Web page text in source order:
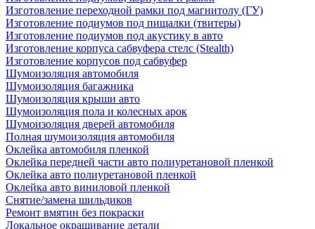
Изготовление переходной рамки под магнитолу (ГУ)
Изготовление подиумов под пищалки (твитеры)
Изготовление подиумов под акустику в авто
Изготовление корпуса сабвуфера стелс (Stealth)
Изготовление корпусов под сабвуфер
Шумоизоляция автомобиля
Шумоизоляция багажника
Шумоизоляция крыши авто
Шумоизоляция пола и колесных арок
Шумоизоляция дверей автомобиля
Полная шумоизоляция автомобиля
Оклейка автомобиля пленкой
Оклейка передней части авто полиуретановой пленкой
Оклейка авто полиуретановой пленкой
Оклейка авто виниловой пленкой
Снятие/замена шильдиков
Ремонт вмятин без покраски
Локальное окрашивание детали